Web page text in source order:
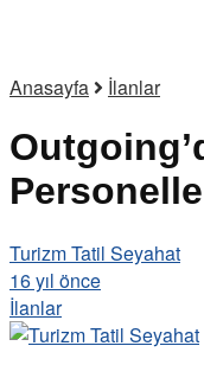
Anasayfa İlanlar
Turizm Tatil Seyahat
16 yıl önce
İlanlar